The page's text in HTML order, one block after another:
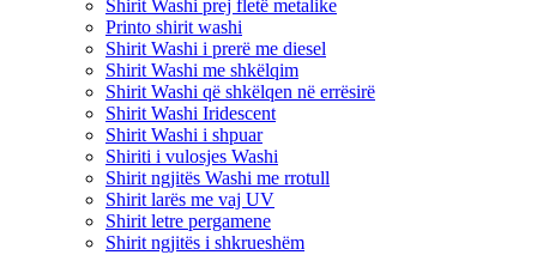
Shirit Washi prej fletë metalike
Printo shirit washi
Shirit Washi i prerë me diesel
Shirit Washi me shkëlqim
Shirit Washi që shkëlqen në errësirë
Shirit Washi Iridescent
Shirit Washi i shpuar
Shiriti i vulosjes Washi
Shirit ngjitës Washi me rrotull
Shirit larës me vaj UV
Shirit letre pergamene
Shirit ngjitës i shkrueshëm